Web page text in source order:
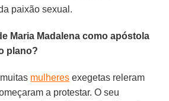
paixão sexual.
Maria Madalena como apóstola
plano?
mulheres exegetas releram
a protestar. O seu